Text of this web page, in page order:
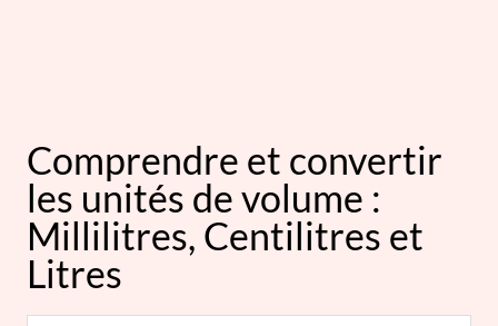
Comprendre et convertir
les unités de volume :
Millilitres, Centilitres et
Litres